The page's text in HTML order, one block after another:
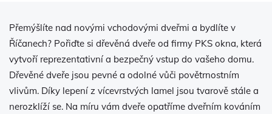
Přemýšlíte nad novými vchodovými dveřmi a bydlíte v
Říčanech? Pořiďte si dřevěná dveře od firmy PKS okna, která
vytvoří reprezentativní a bezpečný vstup do vašeho domu.
Dřevěné dveře jsou pevné a odolné vůči povětrnostním
vlivům. Díky lepení z vícevrstvých lamel jsou tvarově stále a
nerozklíží se. Na míru vám dveře opatříme dveřním kováním